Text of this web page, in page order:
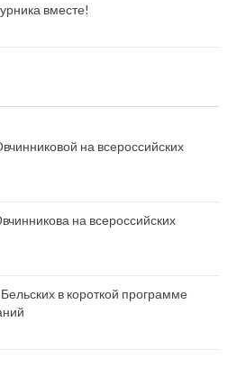
вместе!
на всероссийских
на всероссийских
в короткой программе